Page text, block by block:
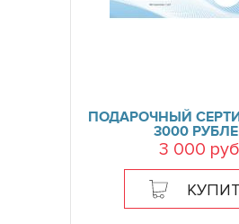
ПОДАРОЧНЫЙ
3000
3 000